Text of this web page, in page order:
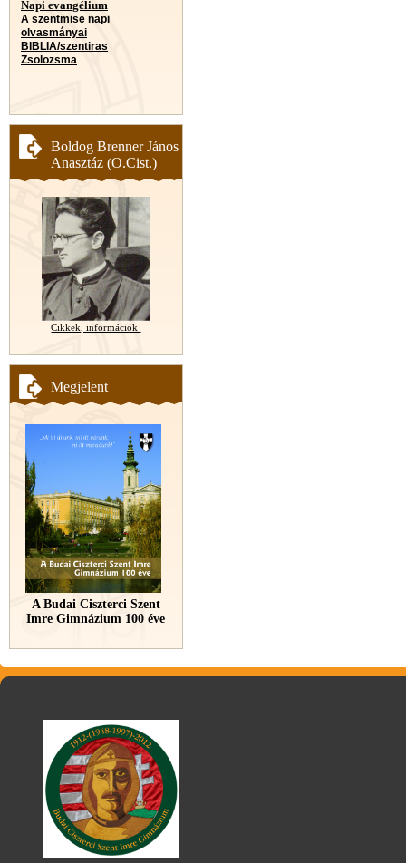
Napi evangélium
A szentmise napi
olvasmányai
BIBLIA/szentiras
Zsolozsma
Boldog Brenner János
Anasztáz (O.Cist.)
Cikkek, információk
Megjelent
A Budai Ciszterci Szent
Imre Gimnázium 100 éve